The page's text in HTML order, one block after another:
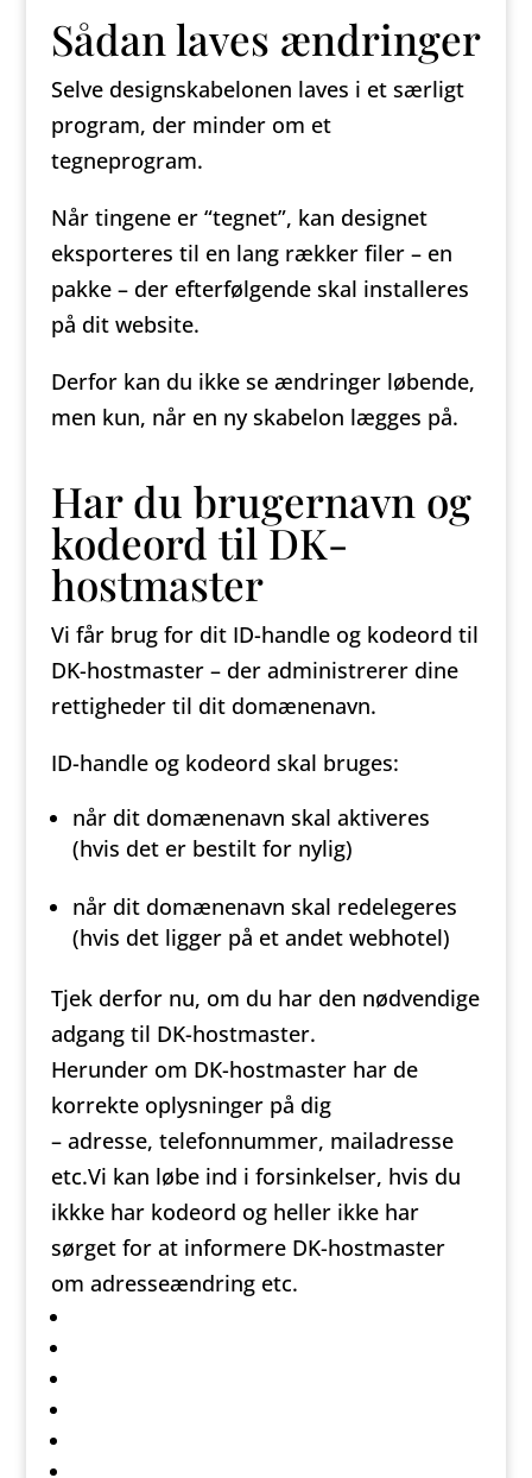
Sådan laves ændringer
Selve designskabelonen laves i et særligt
program, der minder om et
tegneprogram.
Når tingene er “tegnet”, kan designet
eksporteres til en lang rækker filer – en
pakke – der efterfølgende skal installeres
på dit website.
Derfor kan du ikke se ændringer løbende,
men kun, når en ny skabelon lægges på.
Har du brugernavn og
kodeord til DK-
hostmaster
Vi får brug for dit ID-handle og kodeord til
DK-hostmaster – der administrerer dine
rettigheder til dit domænenavn.
ID-handle og kodeord skal bruges:
når dit domænenavn skal aktiveres
(hvis det er bestilt for nylig)
når dit domænenavn skal redelegeres
(hvis det ligger på et andet webhotel)
Tjek derfor nu, om du har den nødvendige
adgang til DK-hostmaster.
Herunder om DK-hostmaster har de
korrekte oplysninger på dig
– adresse, telefonnummer, mailadresse
etc.Vi kan løbe ind i forsinkelser, hvis du
ikkke har kodeord og heller ikke har
sørget for at informere DK-hostmaster
om adresseændring etc.